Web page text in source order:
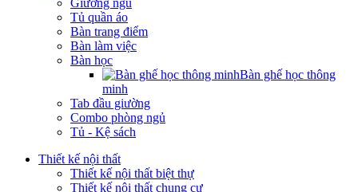
Giường ngủ
Tủ quần áo
Bàn trang điểm
Bàn làm việc
Bàn học
Bàn ghế học thông
minh
Tab đầu giường
Combo phòng ngủ
Tủ - Kệ sách
Thiết kế nội thất
Thiết kế nội thất biệt thự
Thiết kế nội thất chung cư